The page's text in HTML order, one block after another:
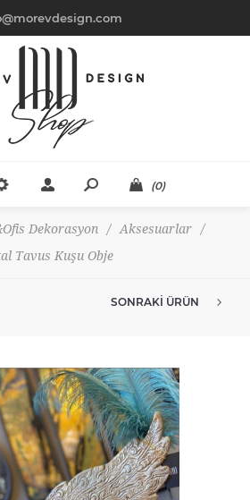
(0)
Dekorasyon / Aksesuarlar
/
Tavus Kuşu Obje
SONRAKI ÜRÜN